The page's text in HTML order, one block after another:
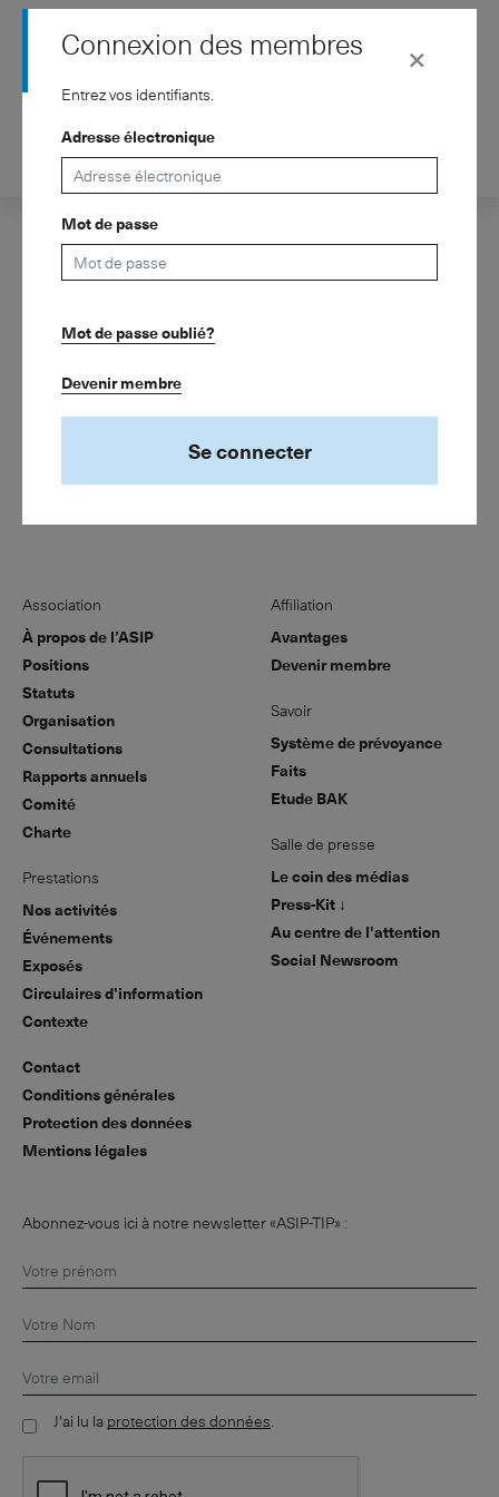
Contact de fr
Association
Prestations
Savoir
Salle de presse
Kreuzstrasse 26
8008 Zurich
Association
À propos de l’ASIP
Positions
Statuts
Organisation
Consultations
Rapports annuels
Comité
Charte
Prestations
Nos activités
Événements
Exposés
Circulaires d'information
Contexte
Affiliation
Avantages
Devenir membre
Savoir
Système de prévoyance
Faits
Etude BAK
Salle de presse
Le coin des médias
Press-Kit ↓
Au centre de l'attention
Social Newsroom
Contact
Conditions générales
Protection des données
Mentions légales
Abonnez-vous ici à notre newsletter «ASIP-TIP» :
J'ai lu laprotection des données.
×
Connexion des membres
Entrez vos identifiants.
Adresse électronique
Mot de passe
Mot de passe oublié?
Devenir membre
Se connecter